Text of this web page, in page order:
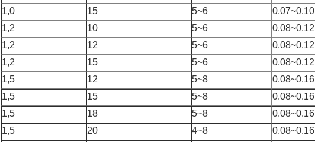
1,0
15 5~6
0.07~0.10
1,2
10 5~6
0.08~0.12
1,2
12 5~6
0.08~0.12
1,2
15 5~6
0.08~0.12
1,5
12 5~8
0.08~0.16
1,5
15 5~8
0.08~0.16
1,5
18 5~8
0.08~0.16
1,5
20 4~8
0.08~0.16